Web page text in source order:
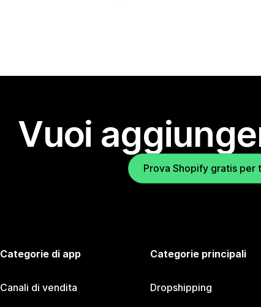
Vuoi
Prova Shopify gratis per
Categorie di app
Canali di vendita
Categorie principali
Dropshipping